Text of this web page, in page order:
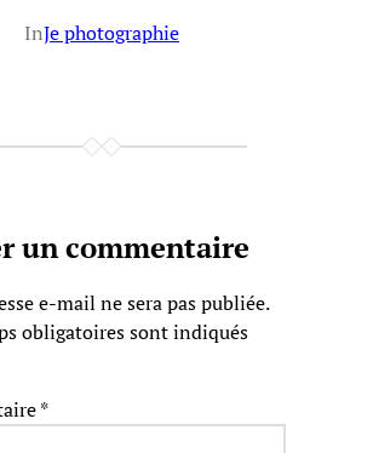
InJe photographie
un commentaire
e-mail ne sera pas publiée.
obligatoires sont indiqués
*